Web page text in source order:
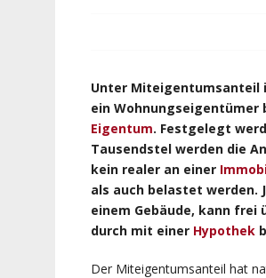
Unter Miteigentumsanteil
ein
Eigentum. Festgelegt
Tausendstel werden die
kein realer an einer
als auch belastet werden.
einem Gebäude, kann frei
durch mit einer Hypothek
Der Miteigentumsanteil hat